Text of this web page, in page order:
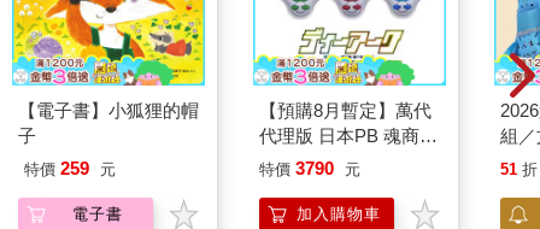
尤其是命主星或身主星在該年化忌於流年宮時，則此人的困擾與
不順會更加嚴重。
若命主是貪狼，此乃非常不吉利的徵兆，男女都有再婚之命。
若命主是貪狼，地劫、紅鸞入命，並且貪狼化忌，代表命主有被
劫的可能。
6．子年斗君
其主要用途是在算流月時，子年斗君為流月的起點。關於斗君的
7．排四柱和命盤
【電子書】小狐狸的帽
子
特價 259 元
電子書
【預購8月暫定】萬代
代理版 日本PB 魂商店
限定 數碼寶貝 D-ARK
特價 3790 元
加入購物車
組
51 折